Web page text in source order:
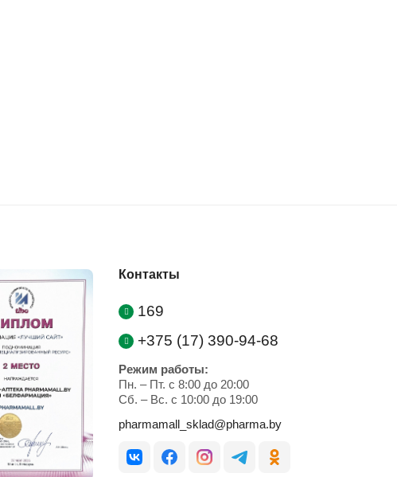
Контакты
169
+375 (17) 390-94-68
Режим работы:
Пн. – Пт. с 8:00 до 20:00
Cб. – Вс. с 10:00 до 19:00
pharmamall_sklad@pharma.by